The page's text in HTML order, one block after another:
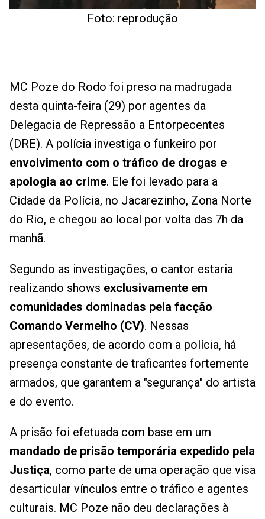
Foto: reprodução
MC Poze do Rodo foi preso na madrugada
desta quinta-feira (29) por agentes da
Delegacia de Repressão a Entorpecentes
(DRE). A polícia investiga o funkeiro por
envolvimento com o tráfico de drogas e
apologia ao crime. Ele foi levado para a
Cidade da Polícia, no Jacarezinho, Zona Norte
do Rio, e chegou ao local por volta das 7h da
manhã.
Segundo as investigações, o cantor estaria
realizando shows exclusivamente em
comunidades dominadas pela facção
Comando Vermelho (CV). Nessas
apresentações, de acordo com a polícia, há
presença constante de traficantes fortemente
armados, que garantem a "segurança" do artista
e do evento.
A prisão foi efetuada com base em um
mandado de prisão temporária expedido pela
Justiça, como parte de uma operação que visa
desarticular vínculos entre o tráfico e agentes
culturais. MC Poze não deu declarações à